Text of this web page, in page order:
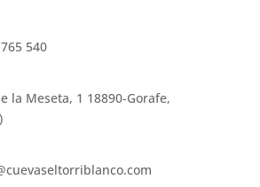
540
la Meseta, 1 18890-Gorafe,